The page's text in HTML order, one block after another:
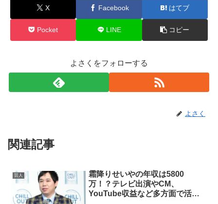
X Facebook はてブ
Pocket LINE コピー
よさくをフォローする
よさく
関連記事
芸人
霜降りせいやの年収は5800
万！？テレビ出演やCM、
YouTube収益など多方面で活躍